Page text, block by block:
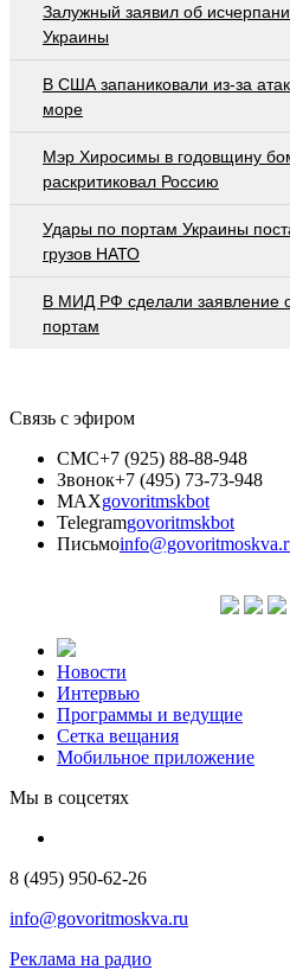
Залужный заявил об
Украины
В США запаниковали из-за
море
Мэр Хиросимы в годовщину
раскритиковал Россию
Удары по портам Украины
грузов НАТО
В МИД РФ сделали заявление
портам
Связь с эфиром
СМС+7 (925) 88-88-948
Звонок+7 (495) 73-73-948
MAXgovoritmskbot
Telegramgovoritmskbot
Письмо
Новости
Интервью
Программы и ведущие
Сетка вещания
Мобильное приложение
Мы в соцсетях
8 (495) 950-62-26
info@govoritmoskva.ru
Реклама на радио